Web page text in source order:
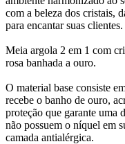
com a beleza dos cristais,
para encantar suas clientes.
Meia argola 2 em 1 com
rosa banhada a ouro.
O material base consiste
recebe o banho de ouro,
proteção que garante uma
não possuem o níquel em
camada antialérgica.